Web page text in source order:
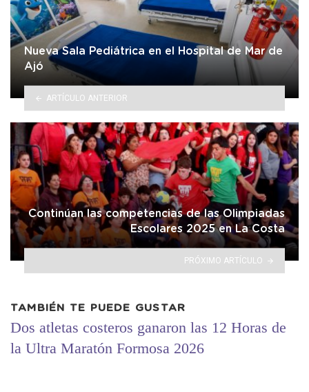
Nueva Sala Pediátrica en el Hospital de Mar de
Ajó
ARTÍCULO ANTERIOR
Continúan las competencias de las Olimpiadas
Escolares 2025 en La Costa
PRÓXIMO ARTÍCULO
TAMBIÉN TE PUEDE GUSTAR
Dos atletas costeros ganaron las 12 Horas de
la Ultra Maratón Formosa 2026